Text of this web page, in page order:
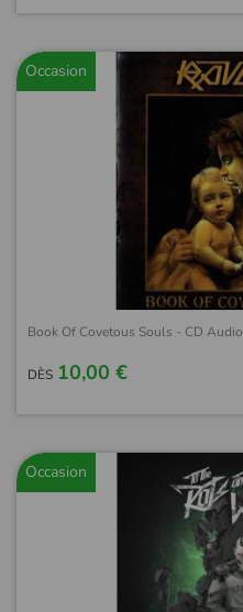
Occasion
Book Of Covetous Souls - CD Audio
DÈS 10,00 €
Occasion